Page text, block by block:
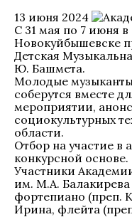
13 июня 2024
С 31 мая по 7 июня
Новокуйбышевске
Детская
Ю. Башмета.
Молодые музыканты
соберутся вместе
мероприятии,
социокультурных
области.
Отбор на участие в
конкурсной основе.
Участники
им. М.А.
фортепиано (преп.
Ирина, флейта